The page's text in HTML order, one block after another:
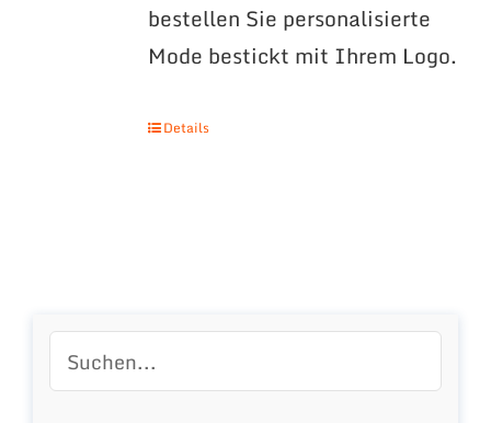
bestellen Sie personalisierte
Mode bestickt mit Ihrem Logo.
Details